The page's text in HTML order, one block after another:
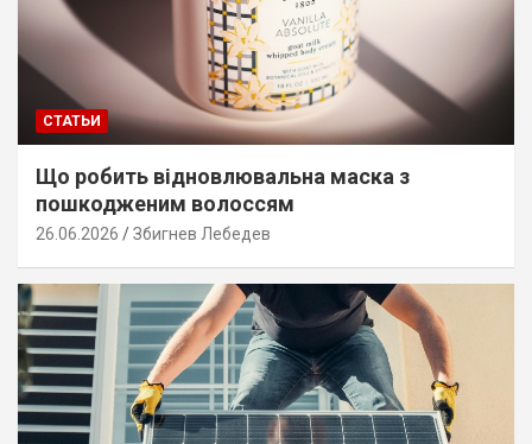
СТАТЬИ
Що робить відновлювальна маска з
пошкодженим волоссям
26.06.2026 Збигнев Лебедев